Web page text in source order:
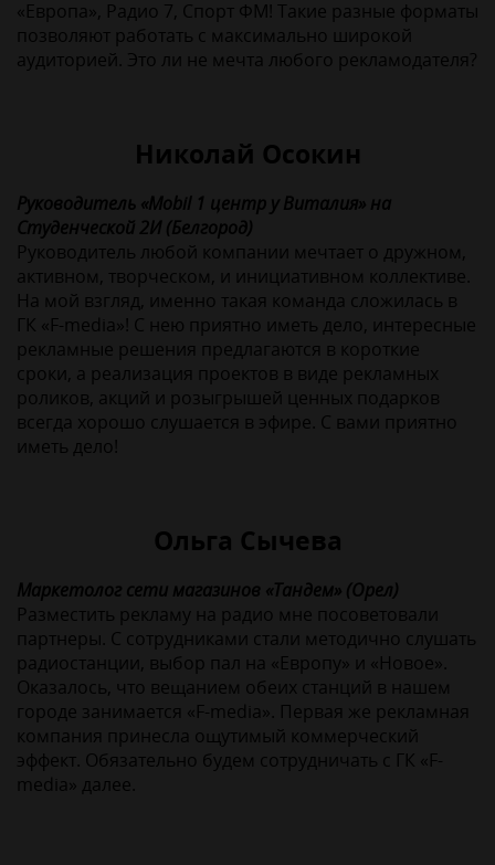
«Европа», Радио 7, Спорт ФМ! Такие разные форматы
позволяют работать с максимально широкой
аудиторией. Это ли не мечта любого рекламодателя?
Николай Осокин
Руководитель «Mobil 1 центр у Виталия» на
Студенческой 2И (Белгород)
Руководитель любой компании мечтает о дружном,
активном, творческом, и инициативном коллективе.
На мой взгляд, именно такая команда сложилась в
ГК «F-media»! С нею приятно иметь дело, интересные
рекламные решения предлагаются в короткие
сроки, а реализация проектов в виде рекламных
роликов, акций и розыгрышей ценных подарков
всегда хорошо слушается в эфире. С вами приятно
иметь дело!
Ольга Сычева
Маркетолог сети магазинов «Тандем» (Орел)
Разместить рекламу на радио мне посоветовали
партнеры. С сотрудниками стали методично слушать
радиостанции, выбор пал на «Европу» и «Новое».
Оказалось, что вещанием обеих станций в нашем
городе занимается «F-media». Первая же рекламная
компания принесла ощутимый коммерческий
эффект. Обязательно будем сотрудничать с ГК «F-
media» далее.